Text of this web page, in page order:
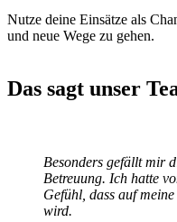
Nutze deine Einsätze als
und neue Wege zu gehen.
Das sagt unser
Besonders gefällt mir
Betreuung. Ich hatte
Gefühl, dass auf
wird.